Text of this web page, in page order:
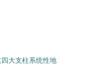
大支柱系统性地